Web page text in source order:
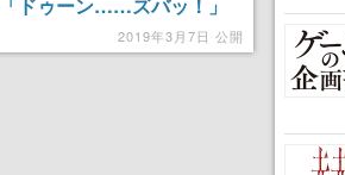
2019年3月7日 公開